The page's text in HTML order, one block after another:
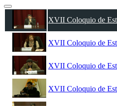
XVII Coloquio de
XVII Coloquio de
XVII Coloquio de
XVII Coloquio de